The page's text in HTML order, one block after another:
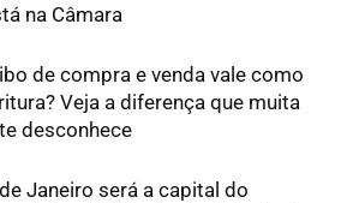
na Câmara
de compra e venda vale como
Veja a diferença que muita
desconhece
Janeiro será a capital do